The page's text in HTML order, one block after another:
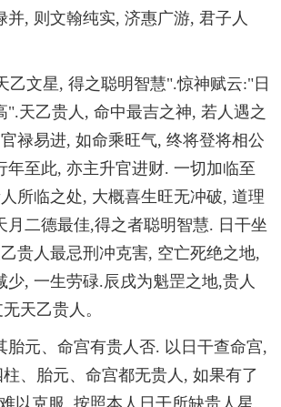
并, 则文翰纯实, 济惠广游, 君子人
乙文星, 得之聪明智慧".惊神赋云:"日
".天乙贵人, 命中最吉之神, 若人遇之
禄易进, 如命乘旺气, 终将登将相公
年至此, 亦主升官进财. 一切加临至
所临之处, 大概喜生旺无冲破, 道理
月二德最佳,得之者聪明智慧. 日干坐
贵人最忌刑冲克害, 空亡死绝之地,
少, 一生劳碌.辰戌为魁罡之地,贵人
天乙贵人。
胎元、命宫有贵人否. 以日干查命宫,
、胎元、命宫都无贵人, 如果有了
以克服, 按照本人日干所缺贵人星,